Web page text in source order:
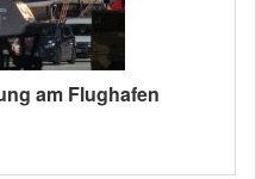
am Flughafen